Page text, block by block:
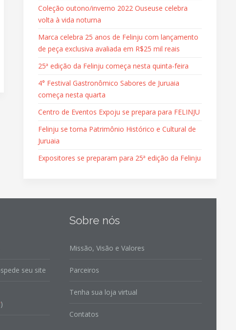
Coleção outono/inverno 2022 Ouseuse celebra
volta à vida noturna
Marca celebra 25 anos de Felinju com lançamento
de peça exclusiva avaliada em R$25 mil reais
25ª edição da Felinju começa nesta quinta-feira
4° Festival Gastronômico Sabores de Juruaia
começa nesta quarta
Centro de Eventos Expoju se prepara para FELINJU
Felinju se torna Patrimônio Histórico e Cultural de
Juruaia
Expositores se preparam para 25ª edição da Felinju
seu site
)
Sobre nós
Missão, Visão e Valores
Parceiros
Tenha sua loja virtual
Contatos